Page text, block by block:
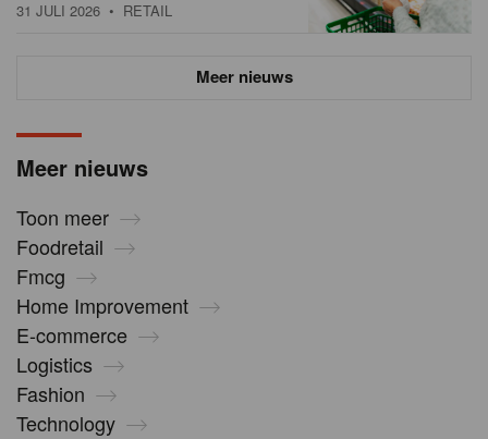
Meer nieuws
Toon meer
Foodretail
Fmcg
Home Improvement
E-commerce
Logistics
Fashion
Technology
31 JULI 2026 • RETAIL
Meer nieuws